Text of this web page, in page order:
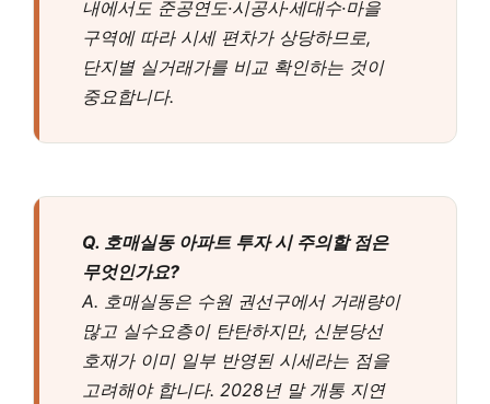
내에서도 준공연도·시공사·세대수·마을
구역에 따라 시세 편차가 상당하므로,
단지별 실거래가를 비교 확인하는 것이
중요합니다.
Q. 호매실동 아파트 투자 시 주의할 점은
무엇인가요?
A. 호매실동은 수원 권선구에서 거래량이
많고 실수요층이 탄탄하지만, 신분당선
호재가 이미 일부 반영된 시세라는 점을
고려해야 합니다. 2028년 말 개통 지연